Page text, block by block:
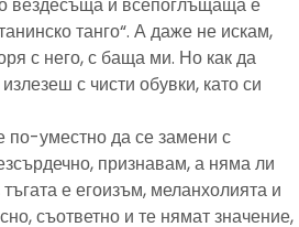
вездесъща и всепоглъщаща е
танго“. А даже не искам,
с него, с баща ми. Но как да
с чисти обувки, като си
по-уместно да се замени с
признавам, а няма ли
е егоизъм, меланхолията и
съответно и те нямат значение,